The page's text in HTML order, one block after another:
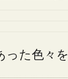
った色々